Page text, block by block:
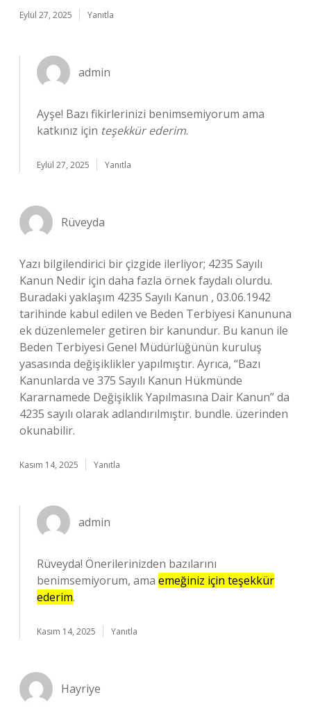
Eylül 27, 2025 Yanıtla
admin
Ayşe! Bazı fikirlerinizi benimsemiyorum ama
katkınız için teşekkür ederim.
Eylül 27, 2025 Yanıtla
Rüveyda
Yazı bilgilendirici bir çizgide ilerliyor; 4235 Sayılı
Kanun Nedir için daha fazla örnek faydalı olurdu.
Buradaki yaklaşım 4235 Sayılı Kanun , 03.06.1942
tarihinde kabul edilen ve Beden Terbiyesi Kanununa
ek düzenlemeler getiren bir kanundur. Bu kanun ile
Beden Terbiyesi Genel Müdürlüğünün kuruluş
yasasında değişiklikler yapılmıştır. Ayrıca, “Bazı
Kanunlarda ve 375 Sayılı Kanun Hükmünde
Kararnamede Değişiklik Yapılmasına Dair Kanun” da
4235 sayılı olarak adlandırılmıştır. bundle. üzerinden
okunabilir.
Kasım 14, 2025 Yanıtla
admin
Rüveyda! Önerilerinizden bazılarını
benimsemiyorum, ama emeğiniz için teşekkür
ederim.
Kasım 14, 2025 Yanıtla
Hayriye